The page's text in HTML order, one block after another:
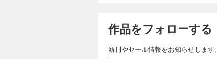
作品をフォローする
新刊やセール情報をお知らせします。